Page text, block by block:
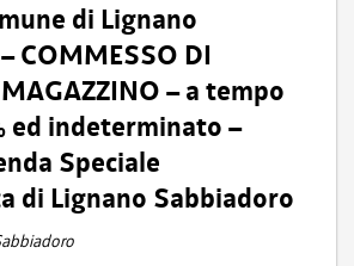
di Lignano
COMMESSO DI
– a tempo
ed indeterminato –
Speciale
di Lignano Sabbiadoro